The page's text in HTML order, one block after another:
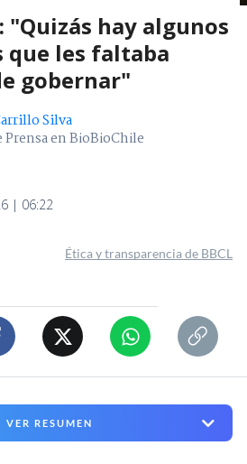
"Quizás hay algunos
que les faltaba
gobernar"
Silva
Prensa en BioBioChile
| 06:22
Ética y transparencia de BBCL
VER RESUMEN